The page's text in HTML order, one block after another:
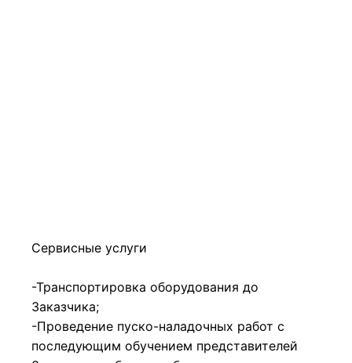
Сервисные услуги
-Транспортировка оборудования до
Заказчика;
-Проведение пуско-наладочных работ с
последующим обучением представителей